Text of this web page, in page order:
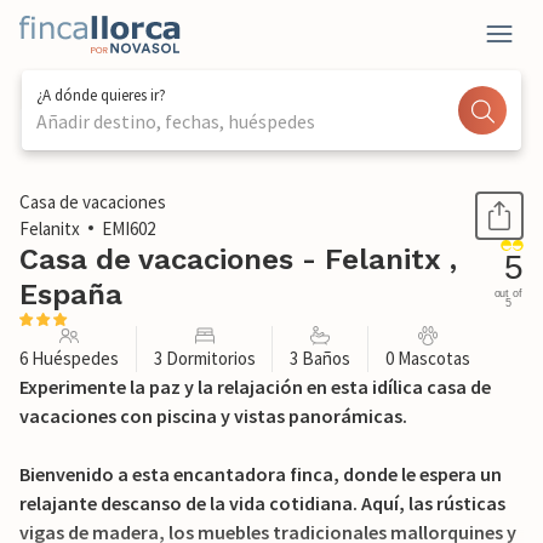
¿A dónde quieres ir?
Añadir destino, fechas, huéspedes
1 / 55
Casa de vacaciones
Felanitx
EMI602
Casa de vacaciones - Felanitx ,
España
5
out of
5
6 Huéspedes 3 Dormitorios 3 Baños 0 Mascotas
Experimente la paz y la relajación en esta idílica casa de
vacaciones con piscina y vistas panorámicas.
Bienvenido a esta encantadora finca, donde le espera un
relajante descanso de la vida cotidiana. Aquí, las rústicas
vigas de madera, los muebles tradicionales mallorquines y